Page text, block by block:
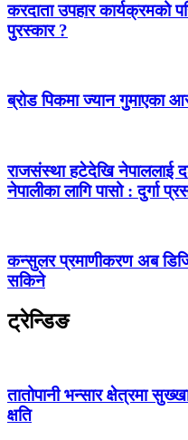
करदाता उपहार कार्यक्रमको
पुरस्कार ?
ब्रोड पिकमा ज्यान गुमाएका
राजसंस्था हटेदेखि नेपाललाई
नेपालीका लागि पासो : दुर्गा
कन्सुलर प्रमाणीकरण अब
सकिने
ट्रेन्डिङ
तातोपानी भन्सार क्षेत्रमा
क्षति